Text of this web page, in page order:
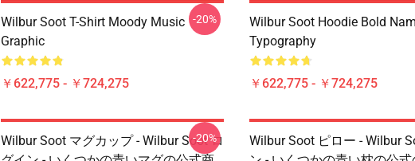
Wilbur Soot T-Shirt Moody Music
Graphic
￥622,775 - ￥724,275
-20%
Wilbur Soot Hoodie Bold
Typography
￥622,775 - ￥724,275
Wilbur Soot マグカップ - Wilbur Soot ロ
-20%
Wilbur Soot ピロー - Wilbur